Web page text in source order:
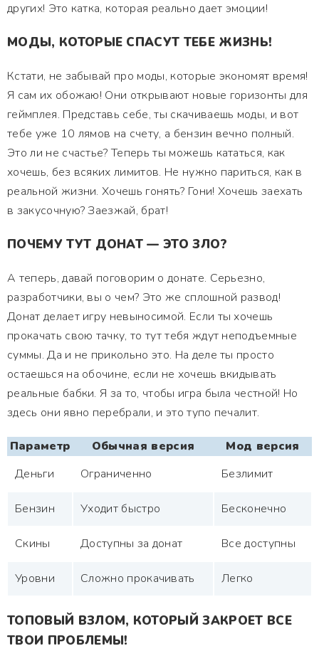
других! Это катка, которая реально дает эмоции!
МОДЫ, КОТОРЫЕ СПАСУТ ТЕБЕ ЖИЗНЬ!
Кстати, не забывай про моды, которые экономят время!
Я сам их обожаю! Они открывают новые горизонты для
геймплея. Представь себе, ты скачиваешь моды, и вот
тебе уже 10 лямов на счету, а бензин вечно полный.
Это ли не счастье? Теперь ты можешь кататься, как
хочешь, без всяких лимитов. Не нужно париться, как в
реальной жизни. Хочешь гонять? Гони! Хочешь заехать
в закусочную? Заезжай, брат!
ПОЧЕМУ ТУТ ДОНАТ — ЭТО ЗЛО?
А теперь, давай поговорим о донате. Серьезно,
разработчики, вы о чем? Это же сплошной развод!
Донат делает игру невыносимой. Если ты хочешь
прокачать свою тачку, то тут тебя ждут неподъемные
суммы. Да и не прикольно это. На деле ты просто
остаешься на обочине, если не хочешь вкидывать
реальные бабки. Я за то, чтобы игра была честной! Но
здесь они явно перебрали, и это тупо печалит.
Параметр Обычная версия
Мод версия
Деньги
Ограниченно Безлимит
Бензин Уходит быстро Бесконечно
Скины Доступны за донат Все доступны
Уровни Сложно прокачивать Легко
ТОПОВЫЙ ВЗЛОМ, КОТОРЫЙ ЗАКРОЕТ ВСЕ
ТВОИ ПРОБЛЕМЫ!